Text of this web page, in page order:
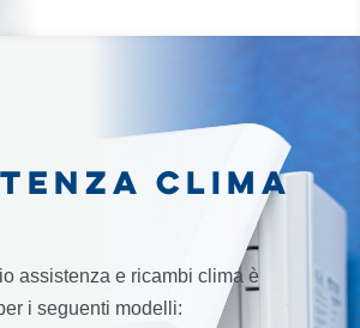
CLIMA
assistenza e ricambi clima è
i seguenti modelli: